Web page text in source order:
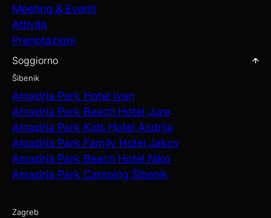
Meeting & Eventi
Attività
Prenotazioni
Soggiorno
Šibenik
Amadria Park Hotel Ivan
Amadria Park Beach Hotel Jure
Amadria Park Kids Hotel Andrija
Amadria Park Family Hotel Jakov
Amadria Park Beach Hotel Niko
Amadria Park Camping Šibenik
Zagreb